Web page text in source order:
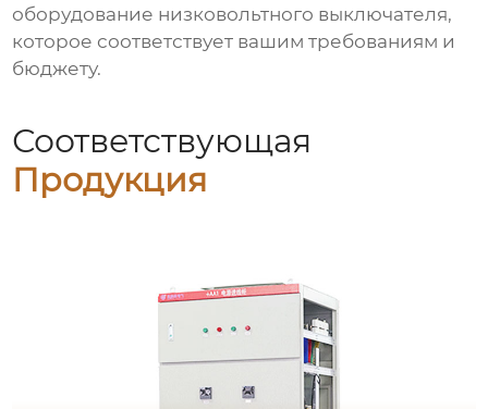
оборудование низковольтного выключателя,
которое соответствует вашим требованиям и
бюджету.
Соответствующая
Продукция